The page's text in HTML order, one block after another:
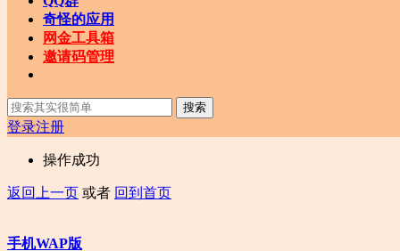
奇怪的应用
网金工具箱
邀请码管理
搜索
登录注册
操作成功
返回上一页 或者 回到首页
手机WAP版